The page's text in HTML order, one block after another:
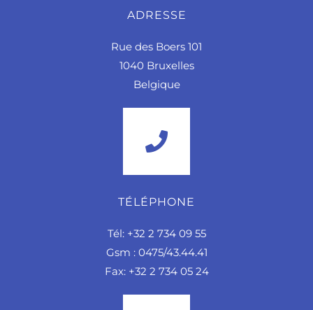
ADRESSE
Rue des Boers 101
1040 Bruxelles
Belgique
TÉLÉPHONE
Tél: +32 2 734 09 55
Gsm : 0475/43.44.41
Fax: +32 2 734 05 24